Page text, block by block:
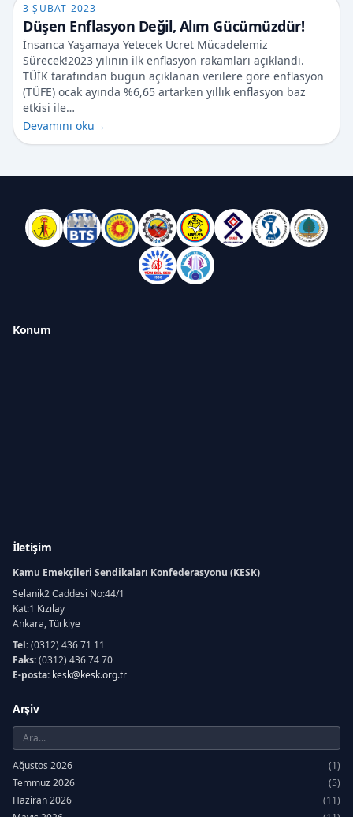
3 ŞUBAT 2023
Düşen Enflasyon Değil, Alım Gücümüzdür!
İnsanca Yaşamaya Yetecek Ücret Mücadelemiz
Sürecek!2023 yılının ilk enflasyon rakamları açıklandı.
TÜİK tarafından bugün açıklanan verilere göre enflasyon
(TÜFE) ocak ayında %6,65 artarken yıllık enflasyon baz
etkisi ile…
Devamını oku→
Konum
İletişim
Kamu Emekçileri Sendikaları Konfederasyonu (KESK)
Selanik2 Caddesi No:44/1
Kat:1 Kızılay
Ankara, Türkiye
Tel:(0312) 436 71 11
Faks:(0312) 436 74 70
E-posta: kesk@kesk.org.tr
Arşiv
Ağustos 2026
(1)
Temmuz 2026
(5)
Haziran 2026
(11)